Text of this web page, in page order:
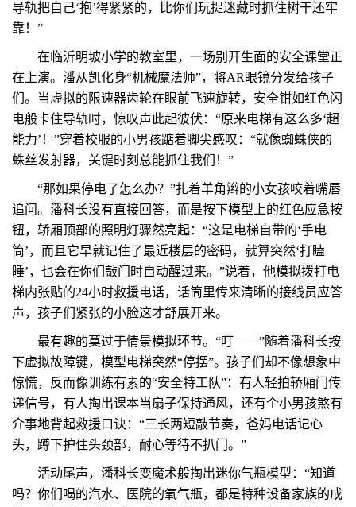
导轨把自己‘抱’得紧紧的，比你们玩捉迷藏时抓住树干还牢
靠！”
在临沂明坡小学的教室里，一场别开生面的安全课堂正
在上演。潘从凯化身“机械魔法师”，将AR眼镜分发给孩子
们。当虚拟的限速器齿轮在眼前飞速旋转，安全钳如红色闪
电般卡住导轨时，惊叹声此起彼伏：“原来电梯有这么多‘超
能力’！”穿着校服的小男孩踮着脚尖感叹：“就像蜘蛛侠的
蛛丝发射器，关键时刻总能抓住我们！”
“那如果停电了怎么办？”扎着羊角辫的小女孩咬着嘴唇
追问。潘科长没有直接回答，而是按下模型上的红色应急按
钮，轿厢顶部的照明灯骤然亮起：“这是电梯自带的‘手电
筒’，而且它早就记住了最近楼层的密码，就算突然‘打瞌
睡’，也会在你们敲门时自动醒过来。”说着，他模拟拨打电
梯内张贴的24小时救援电话，话筒里传来清晰的接线员应答
声，孩子们紧张的小脸这才舒展开来。
最有趣的莫过于情景模拟环节。“叮——”随着潘科长按
下虚拟故障键，模型电梯突然“停摆”。孩子们却不像想象中
惊慌，反而像训练有素的“安全特工队”：有人轻拍轿厢门传
递信号，有人掏出课本当扇子保持通风，还有个小男孩煞有
介事地背起救援口诀：“三长两短敲节奏，爸妈电话记心
头，蹲下护住头颈部，耐心等待不扒门。”
活动尾声，潘科长变魔术般掏出迷你气瓶模型：“知道
吗？你们喝的汽水、医院的氧气瓶，都是特种设备家族的成